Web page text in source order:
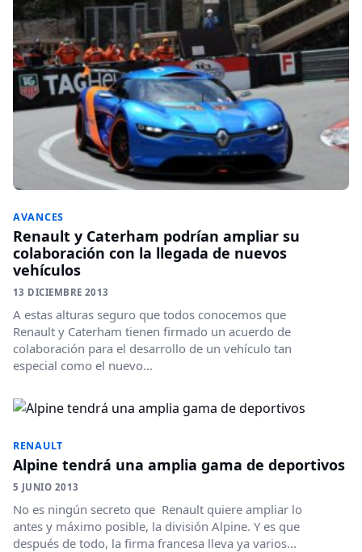
AVANCES
Renault y Caterham podrían ampliar su
colaboración con la llegada de nuevos
vehículos
13 DICIEMBRE 2013
A estas alturas seguro que todos conocemos que
Renault y Caterham tienen firmado un acuerdo de
colaboración para el desarrollo de un vehículo tan
especial como el nuevo...
RENAULT
Alpine tendrá una amplia gama de deportivos
5 JUNIO 2013
No es ningún secreto que Renault quiere ampliar lo
antes y máximo posible, la división Alpine. Y es que
después de todo, la firma francesa lleva ya varios...